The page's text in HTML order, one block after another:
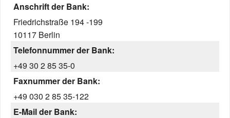
Anschrift der Bank:
Friedrichstraße 194 -199
10117 Berlin
Telefonnummer der Bank:
+49 30 2 85 35-0
Faxnummer der Bank:
+49 030 2 85 35-122
E-Mail der Bank: